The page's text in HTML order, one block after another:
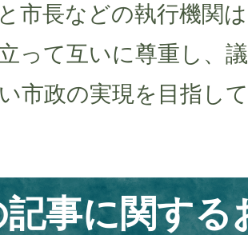
市長などの執行機関
って互いに尊重し、
市政の実現を目指し
記事に関する